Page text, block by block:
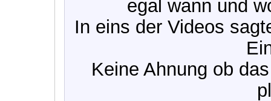
egal wann und
In eins der Videos
Keine Ahnung ob